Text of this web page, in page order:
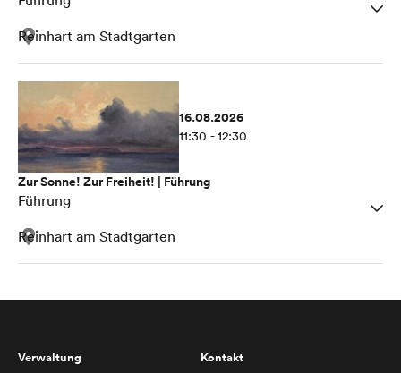
Reinhart am Stadtgarten
16.08.2026
11:30 - 12:30
Zur Sonne! Zur Freiheit! | Führung
Führung
Reinhart am Stadtgarten
Verwaltung Kontakt